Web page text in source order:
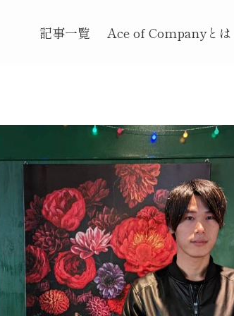
記事一覧 Ace of Companyとは